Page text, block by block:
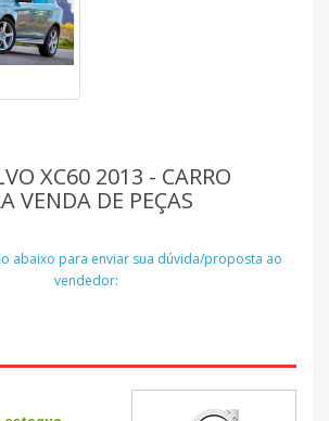
XC60 2013 - CARRO
VENDA DE PEÇAS
abaixo para enviar sua dúvida/proposta ao
vendedor: